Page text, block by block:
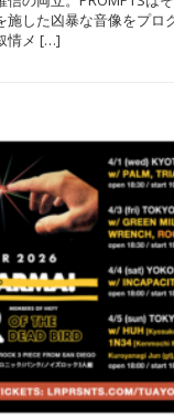
施した凶暴な音像をプロ
情メ […]